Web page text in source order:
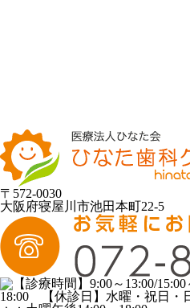
〒572-0030
大阪府寝屋川市池田本町22-5